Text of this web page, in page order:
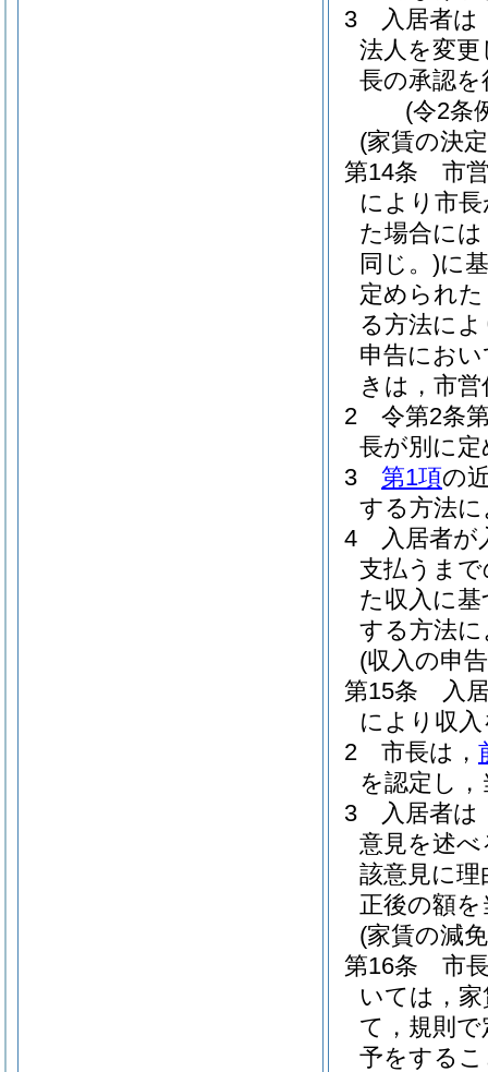
3
入居者は
法人を変
長の承認
(令2条
(家賃の決
第14条
市
により市
た場合に
同じ。)に
定められ
る方法に
申告にお
きは，市
2
令第2条
長が別に
3
第1項の
する方法
4
入居者が
支払うま
た収入に
する方法
(収入の申
第15条
入
により収
2
市長は，
を認定し
3
入居者は
意見を述
該意見に
正後の額
(家賃の減
第16条
市
いては，
て，規則
予をする